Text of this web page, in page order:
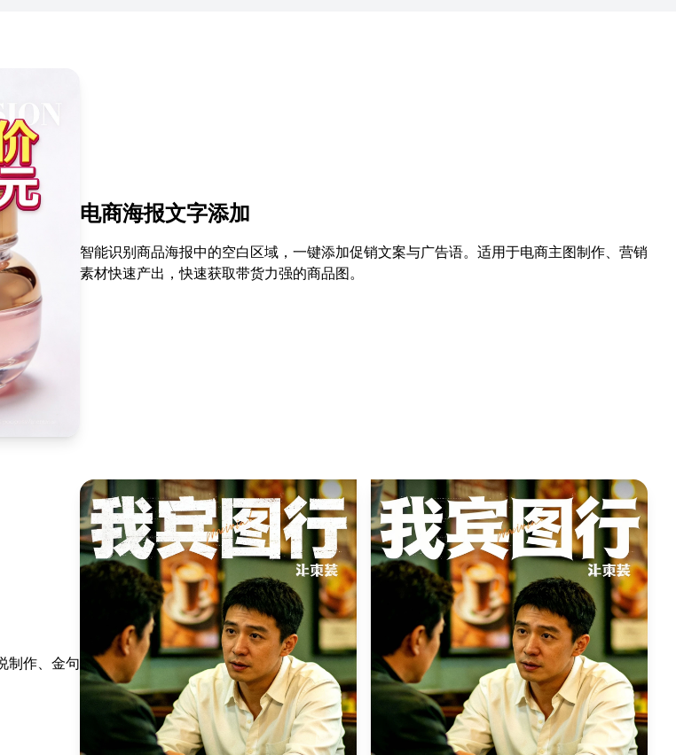
电商海报文字添加
智能识别商品海报中的空白区域，一键添加促销文案与广告语。适用于电商主图制作、营销
素材快速产出，快速获取带货力强的商品图。
制作、金句